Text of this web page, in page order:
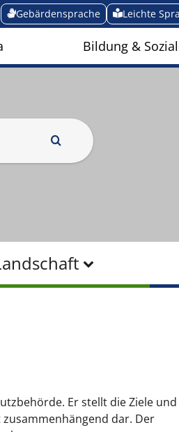
Gebärdensprache Leichte
Bildung &
Er stellt die Ziele und
dar. Der